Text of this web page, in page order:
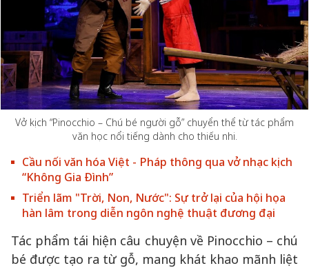
Vở kịch “Pinocchio – Chú bé người gỗ” chuyển thể từ tác phẩm
văn học nổi tiếng dành cho thiếu nhi.
Cầu nối văn hóa Việt - Pháp thông qua vở nhạc kịch
“Không Gia Đình”
Triển lãm "Trời, Non, Nước": Sự trở lại của hội họa
hàn lâm trong diễn ngôn nghệ thuật đương đại
Tác phẩm tái hiện câu chuyện về Pinocchio – chú
bé được tạo ra từ gỗ, mang khát khao mãnh liệt